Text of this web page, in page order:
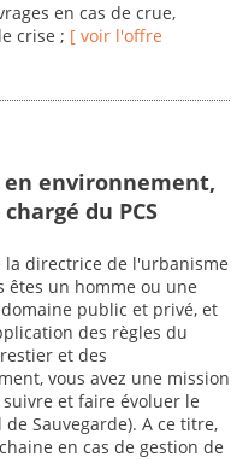
en cas de crue,
crise ; [ voir l'offre
environnement,
du PCS
directrice de l'urbanisme
êtes un homme ou une
public et privé, et
des règles du
et des
vous avez une mission
et faire évoluer le
Sauvegarde). A ce titre,
en cas de gestion de